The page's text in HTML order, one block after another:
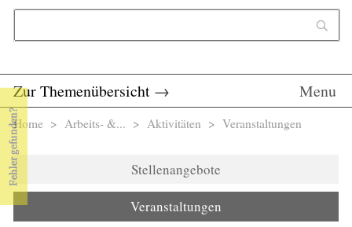
Zur Themenübersicht → Menu
Sie sind hier
Home > Arbeits- &... > Aktivitäten > Veranstaltungen
Stellenangebote
Veranstaltungen